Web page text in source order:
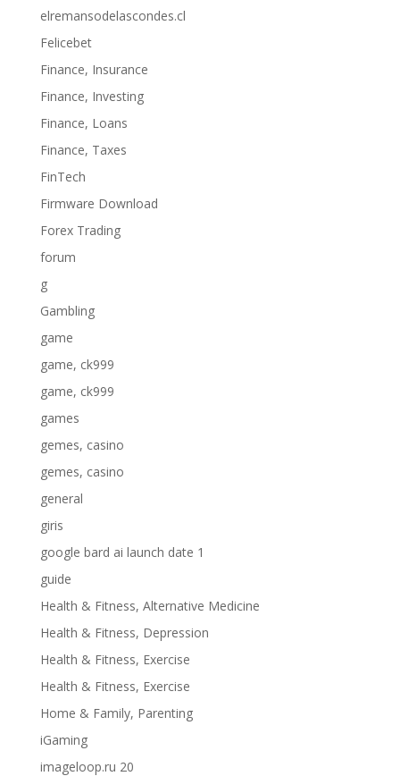
elremansodelascondes.cl
Felicebet
Finance, Insurance
Finance, Investing
Finance, Loans
Finance, Taxes
FinTech
Firmware Download
Forex Trading
forum
g
Gambling
game
game, ck999
game, ck999
games
gemes, casino
gemes, casino
general
giris
google bard ai launch date 1
guide
Health & Fitness, Alternative Medicine
Health & Fitness, Depression
Health & Fitness, Exercise
Health & Fitness, Exercise
Home & Family, Parenting
iGaming
imageloop.ru 20